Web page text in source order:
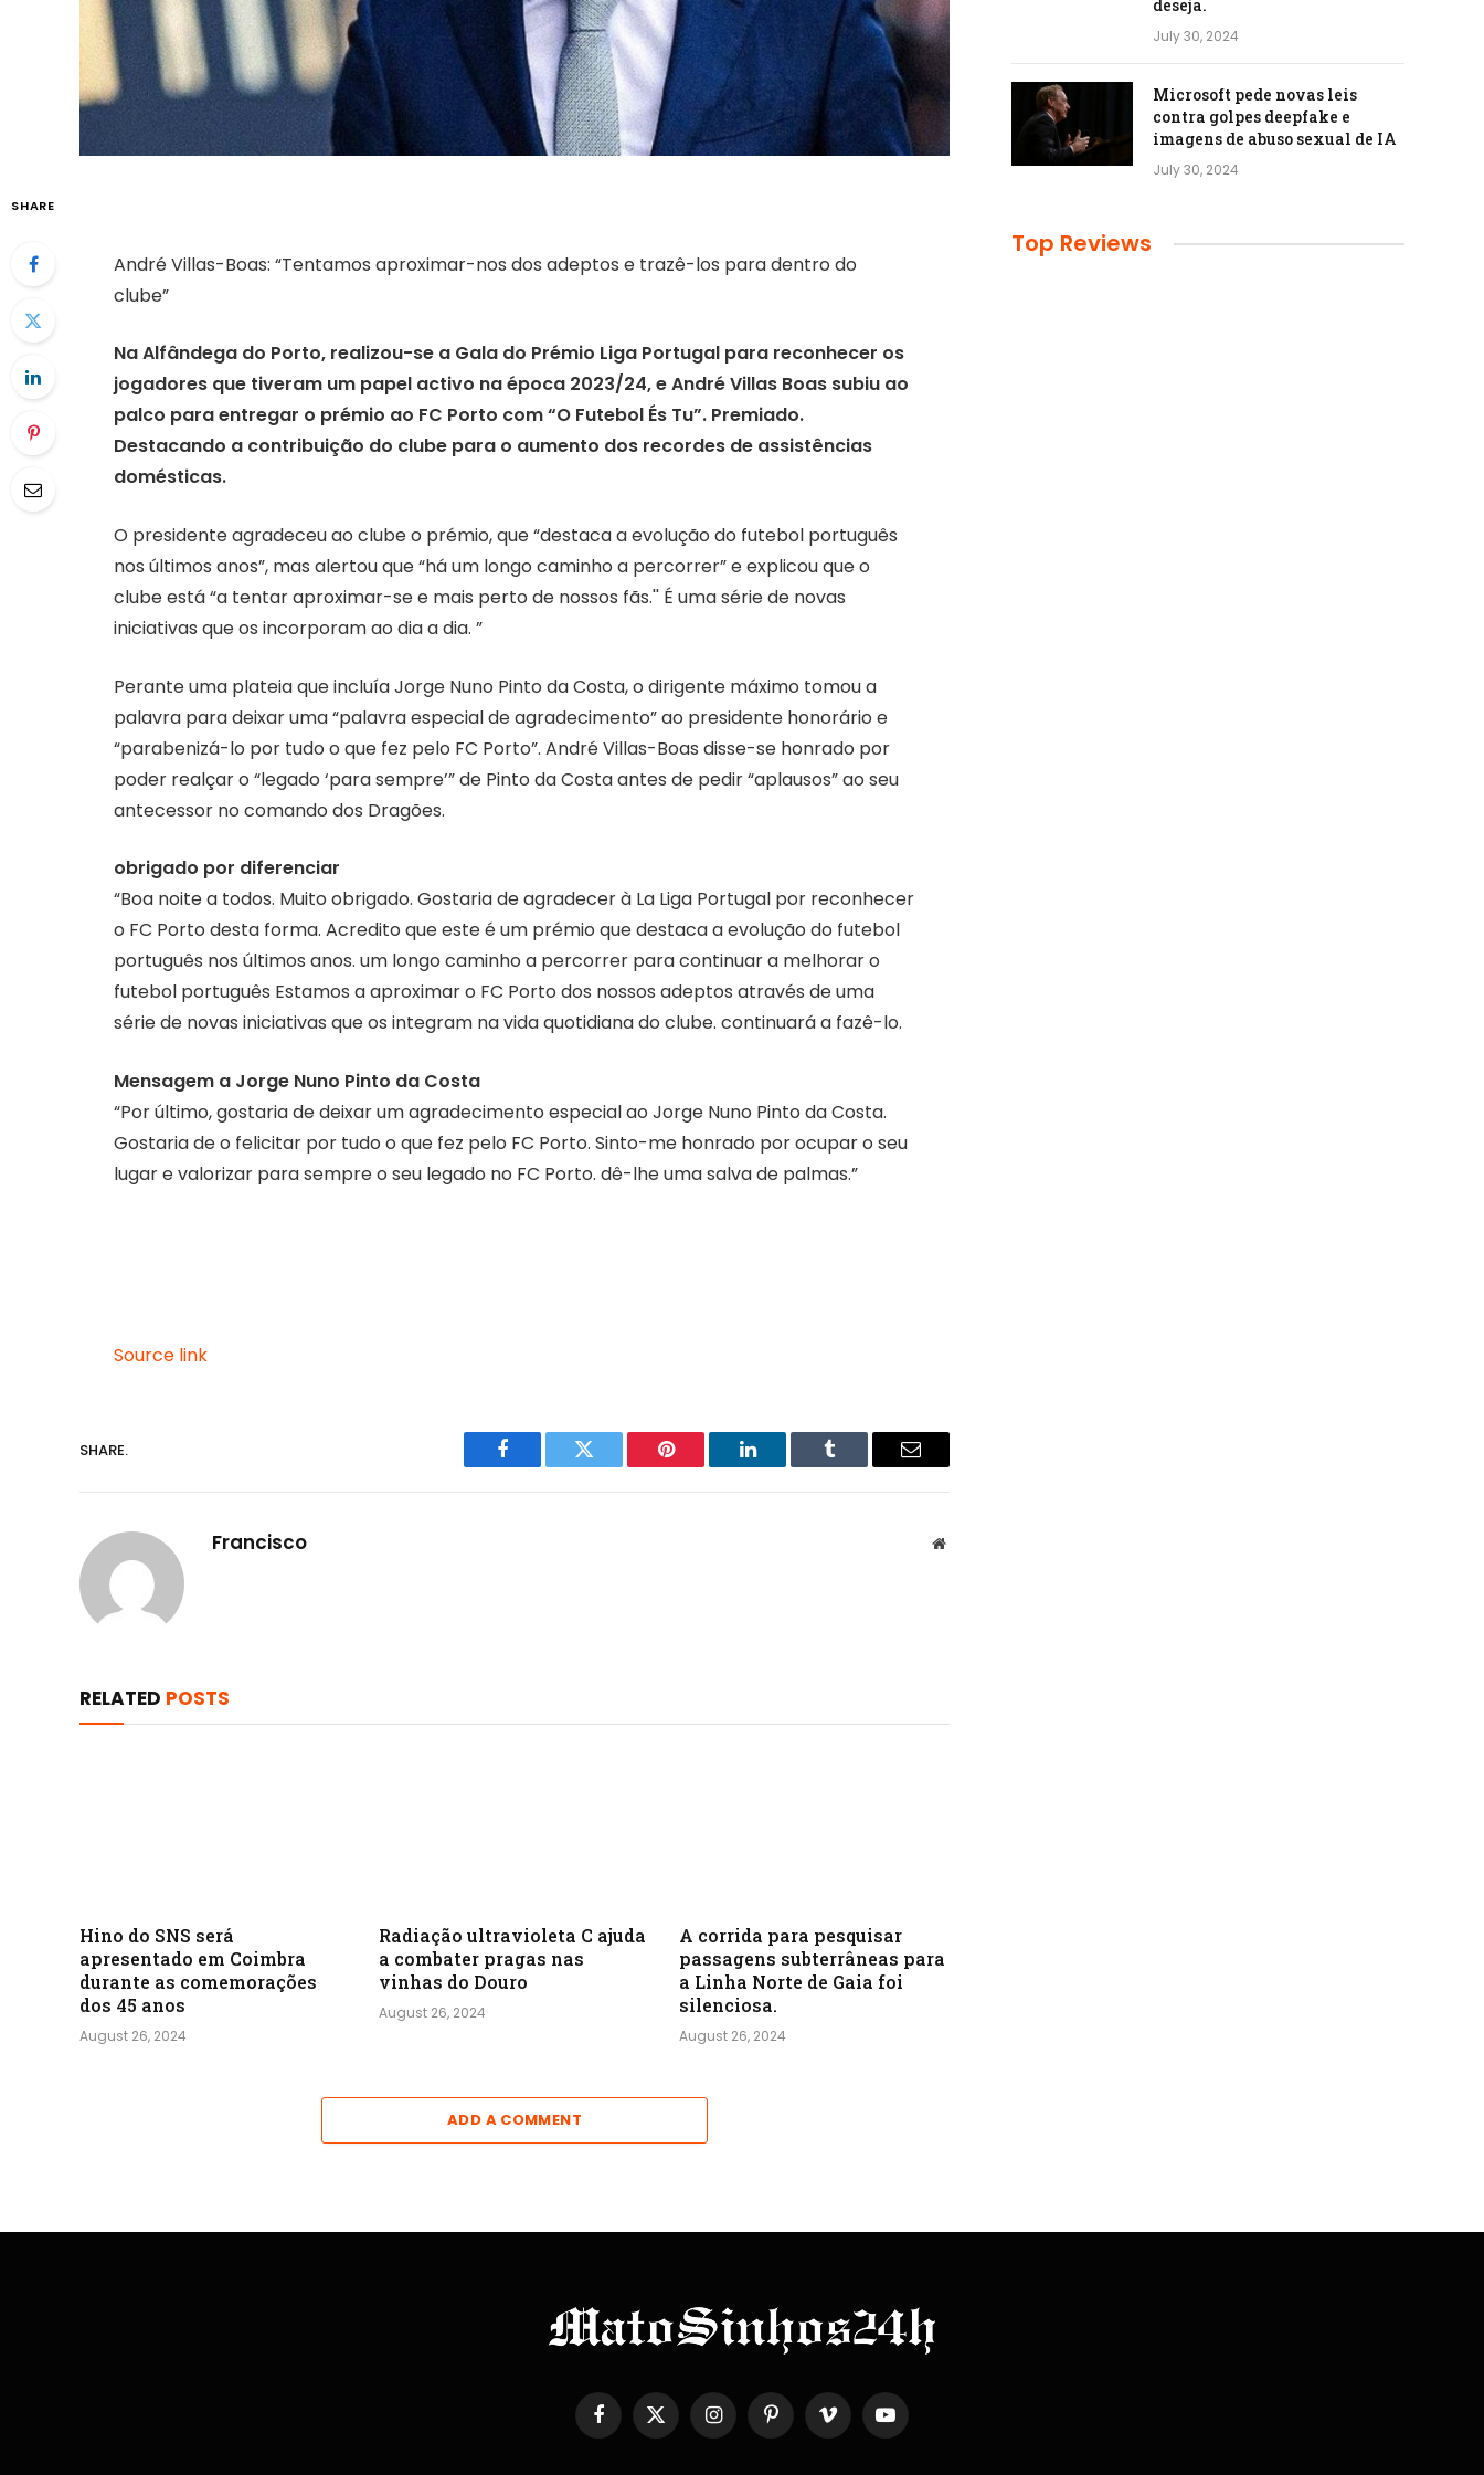
SHARE
André Villas-Boas: “Tentamos aproximar-nos dos adeptos e trazê-los para dentro do
clube”
Na Alfândega do Porto, realizou-se a Gala do Prémio Liga Portugal para reconhecer os
jogadores que tiveram um papel activo na época 2023/24, e André Villas Boas subiu ao
palco para entregar o prémio ao FC Porto com “O Futebol És Tu”. Premiado.
Destacando a contribuição do clube para o aumento dos recordes de assistências
domésticas.
O presidente agradeceu ao clube o prémio, que “destaca a evolução do futebol português
nos últimos anos”, mas alertou que “há um longo caminho a percorrer” e explicou que o
clube está “a tentar aproximar-se e mais perto de nossos fãs.'' É uma série de novas
iniciativas que os incorporam ao dia a dia. ”
Perante uma plateia que incluía Jorge Nuno Pinto da Costa, o dirigente máximo tomou a
palavra para deixar uma “palavra especial de agradecimento” ao presidente honorário e
“parabenizá-lo por tudo o que fez pelo FC Porto”. André Villas-Boas disse-se honrado por
poder realçar o “legado ‘para sempre’” de Pinto da Costa antes de pedir “aplausos” ao seu
antecessor no comando dos Dragões.
obrigado por diferenciar
“Boa noite a todos. Muito obrigado. Gostaria de agradecer à La Liga Portugal por reconhecer
o FC Porto desta forma. Acredito que este é um prémio que destaca a evolução do futebol
português nos últimos anos. um longo caminho a percorrer para continuar a melhorar o
futebol português Estamos a aproximar o FC Porto dos nossos adeptos através de uma
série de novas iniciativas que os integram na vida quotidiana do clube. continuará a fazê-lo.
Mensagem a Jorge Nuno Pinto da Costa
“Por último, gostaria de deixar um agradecimento especial ao Jorge Nuno Pinto da Costa.
Gostaria de o felicitar por tudo o que fez pelo FC Porto. Sinto-me honrado por ocupar o seu
lugar e valorizar para sempre o seu legado no FC Porto. dê-lhe uma salva de palmas.”
Source link
SHARE.
Facebook Twitter Pinterest LinkedIn Tumblr Email
Francisco Website
RELATED POSTS
Hino do SNS será
apresentado em Coimbra
durante as comemorações
dos 45 anos
August 26, 2024
Radiação ultravioleta C ajuda
a combater pragas nas
vinhas do Douro
August 26, 2024
A corrida para pesquisar
passagens subterrâneas para
a Linha Norte de Gaia foi
silenciosa.
August 26, 2024
ADD A COMMENT
deseja.
July 30, 2024
Microsoft pede novas leis
contra golpes deepfake e
imagens de abuso sexual de IA
July 30, 2024
Top Reviews
Facebook
X
(Twitter)
InstagramPinterestVimeo YouTube